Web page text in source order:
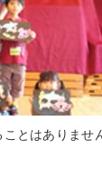
とはありませ